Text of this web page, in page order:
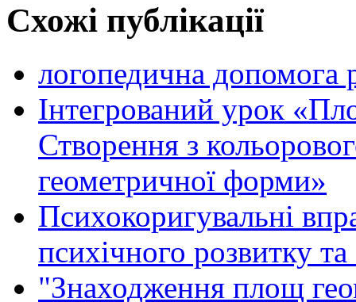
Схожі публікації
логопедична допомога
Інтегрований урок
Створення з
геометричної форми»
Психокоригувальні
психічного розвитку
"Знаходження площ